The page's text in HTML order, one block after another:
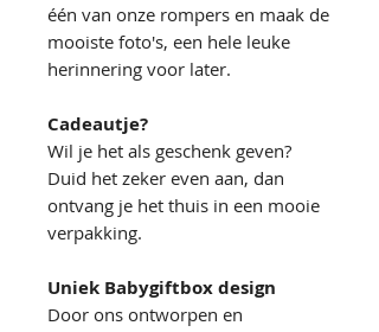
één van onze rompers en maak de
mooiste foto's, een hele leuke
herinnering voor later.
Cadeautje?
Wil je het als geschenk geven?
Duid het zeker even aan, dan
ontvang je het thuis in een mooie
verpakking.
Uniek Babygiftbox design
Door ons ontworpen en